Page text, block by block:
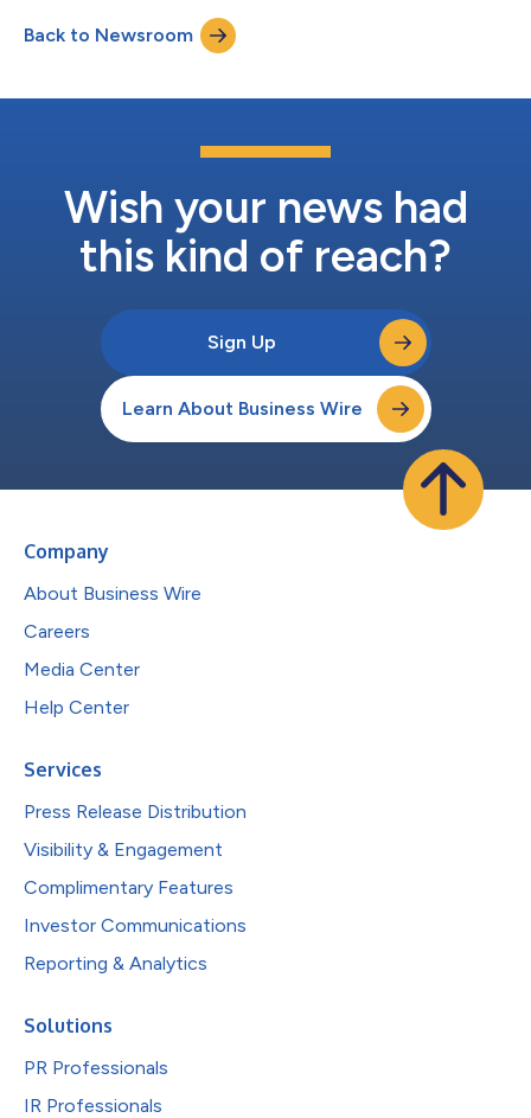
Back to Newsroom
Wish your news had
this kind of reach?
Sign Up
Learn About Business Wire
Company
About Business Wire
Careers
Media Center
Help Center
Services
Press Release Distribution
Visibility & Engagement
Complimentary Features
Investor Communications
Reporting & Analytics
Solutions
PR Professionals
IR Professionals